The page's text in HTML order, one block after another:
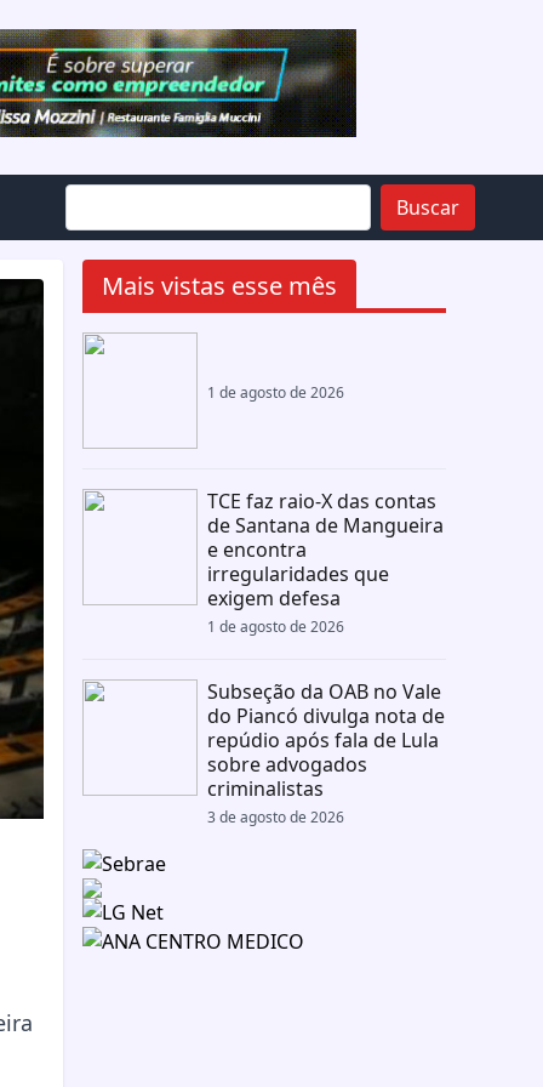
Buscar
Mais vistas esse mês
1 de agosto de 2026
TCE faz raio-X das contas
de Santana de Mangueira
e encontra
irregularidades que
exigem defesa
1 de agosto de 2026
Subseção da OAB no Vale
do Piancó divulga nota de
repúdio após fala de Lula
sobre advogados
criminalistas
3 de agosto de 2026